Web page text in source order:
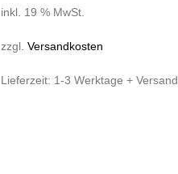
inkl. 19 % MwSt.
zzgl. Versandkosten
Lieferzeit: 1-3 Werktage + Versand